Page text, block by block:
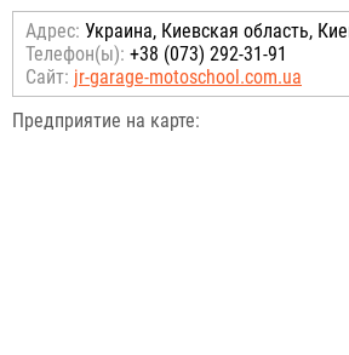
Адрес: Украина, Киевская область,
Телефон(ы): +38 (073) 292-31-91
Сайт: jr-garage-motoschool.com.ua
Предприятие на карте: